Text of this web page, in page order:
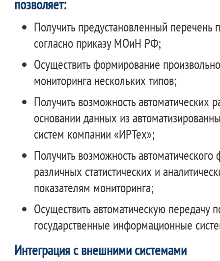
позволяет:
Получить предустановленный перечень
согласно приказу МОиН РФ;
Осуществить формирование
мониторинга нескольких типов;
Получить возможность автоматических
основании данных из
систем компании «ИРТех»;
Получить возможность
различных статистических и
показателям мониторинга;
Осуществить автоматическую передачу
государственные информационные
Интеграция с внешними системами